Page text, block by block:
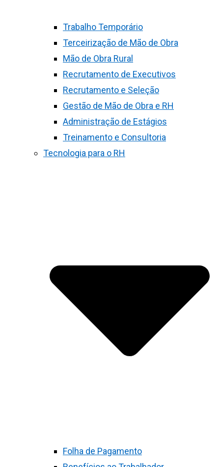
Trabalho Temporário
Terceirização de Mão de Obra
Mão de Obra Rural
Recrutamento de Executivos
Recrutamento e Seleção
Gestão de Mão de Obra e RH
Administração de Estágios
Treinamento e Consultoria
Tecnologia para o RH
Folha de Pagamento